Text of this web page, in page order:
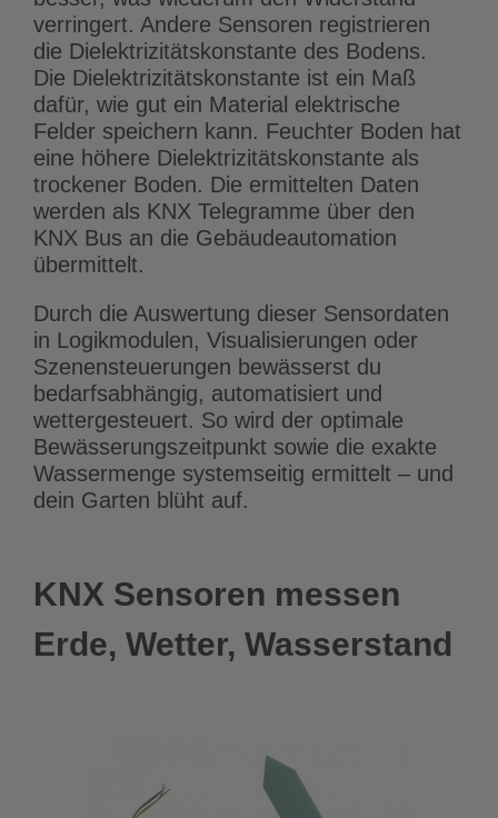
verringert. Andere Sensoren registrieren
die Dielektrizitätskonstante des Bodens.
Die Dielektrizitätskonstante ist ein Maß
dafür, wie gut ein Material elektrische
Felder speichern kann. Feuchter Boden hat
eine höhere Dielektrizitätskonstante als
trockener Boden. Die ermittelten Daten
werden als KNX Telegramme über den
KNX Bus an die Gebäudeautomation
übermittelt.
Durch die Auswertung dieser Sensordaten
in Logikmodulen, Visualisierungen oder
Szenensteuerungen bewässerst du
bedarfsabhängig, automatisiert und
wettergesteuert. So wird der optimale
Bewässerungszeitpunkt sowie die exakte
Wassermenge systemseitig ermittelt – und
dein Garten blüht auf.
KNX Sensoren messen
Erde, Wetter, Wasserstand